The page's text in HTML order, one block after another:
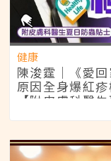
健康
陳浚霆｜《愛
原因全身爆紅
【附皮膚科醫